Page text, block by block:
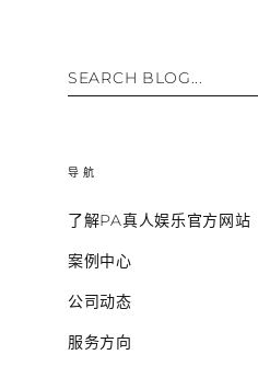
SEARCH BLOG...
导航
了解PA真人娱乐官方网站
案例中心
公司动态
服务方向